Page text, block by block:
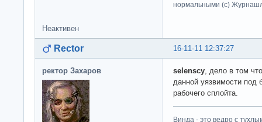
нормальными (c)
Неактивен
16-11-11 12:37:27
Rector
ректор Захаров selenscy, дело в том
данной уязвимости под
рабочего сплойта.
Винда - это ведро с